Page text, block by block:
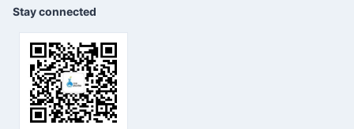
Stay connected